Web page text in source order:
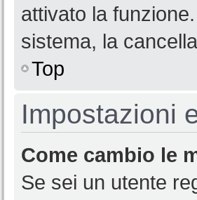
attivato la
sistema, la
Top
Impostazioni
Come cambio le
Se sei un utente